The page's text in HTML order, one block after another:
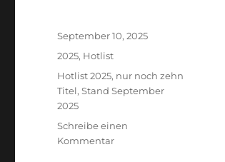
Veröffentlicht
September 10, 2025
Kategorien
2025, Hotlist
Schlagwörter
Hotlist 2025, nur noch zehn
Titel,Stand September
2025
Schreibe einen
Kommentarzu